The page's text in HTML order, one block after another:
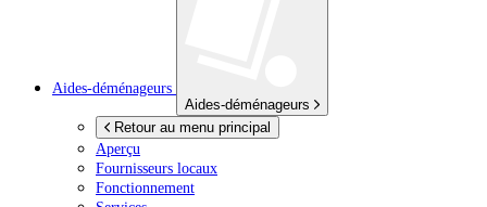
Aides-déménageurs
Aides-déménageurs
Retour au menu principal
Aperçu
Fournisseurs locaux
Fonctionnement